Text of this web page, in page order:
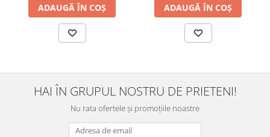
ADAUGĂ ÎN COȘ ADAUGĂ ÎN COȘ
HAI ÎN GRUPUL NOSTRU DE PRIETENI!
Nu rata ofertele și promoțiile noastre